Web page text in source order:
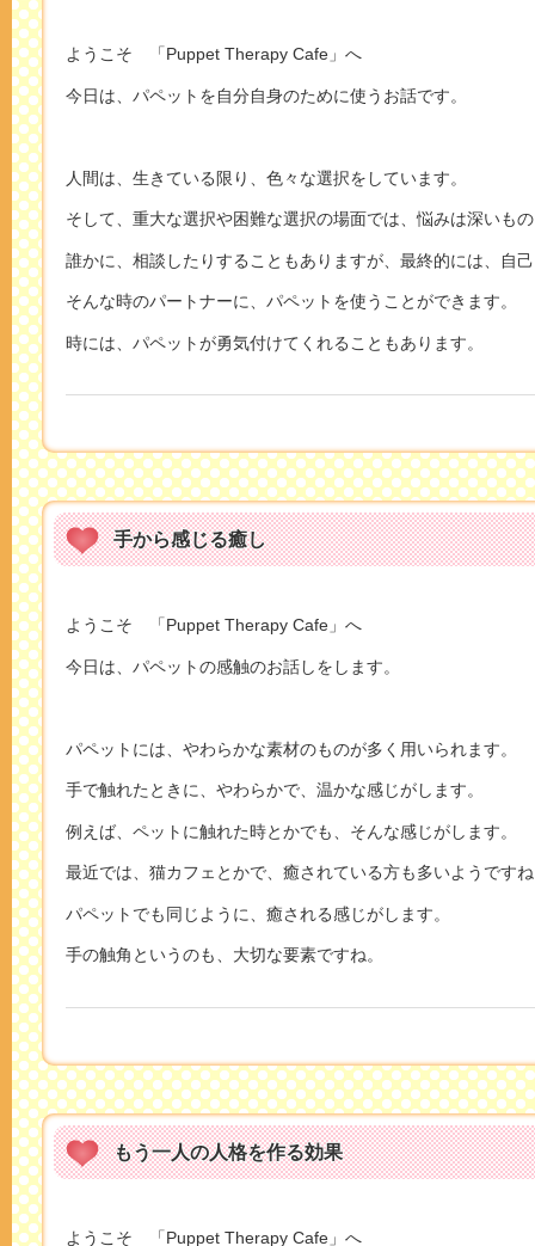
ようこそ 「Puppet Therapy Cafe」へ
今日は、パペットを自分自身のために使うお話です。
人間は、生きている限り、色々な選択をしています。
そして、重大な選択や困難な選択の場面では、悩みは深いも
誰かに、相談したりすることもありますが、最終的には、自
そんな時のパートナーに、パペットを使うことができます。
時には、パペットが勇気付けてくれることもあります。
手から感じる癒し
ようこそ 「Puppet Therapy Cafe」へ
今日は、パペットの感触のお話しをします。
パペットには、やわらかな素材のものが多く用いられます。
手で触れたときに、やわらかで、温かな感じがします。
例えば、ペットに触れた時とかでも、そんな感じがします。
最近では、猫カフェとかで、癒されている方も多いようです
パペットでも同じように、癒される感じがします。
手の触角というのも、大切な要素ですね。
もう一人の人格を作る効果
ようこそ 「Puppet Therapy Cafe」へ